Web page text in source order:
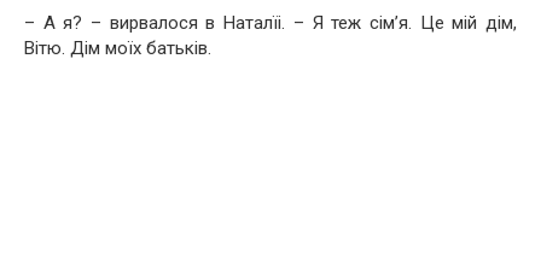
– А я? – вирвалося в Наталїі. – Я теж сім’я. Це мій дім,
Вітю. Дім моїх батьків.